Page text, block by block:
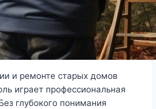
и ремонте старых домов
играет профессиональная
глубокого понимания